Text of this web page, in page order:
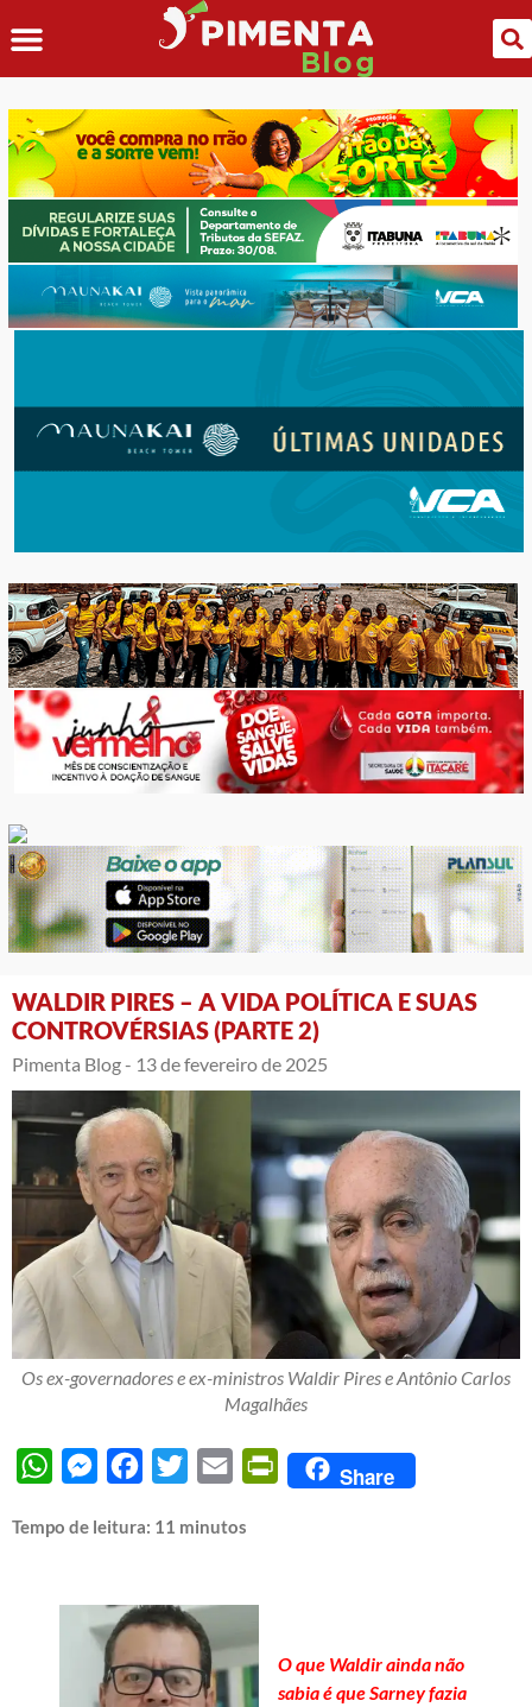
WALDIR PIRES – A VIDA POLÍTICA E SUAS
CONTROVÉRSIAS (PARTE 2)
Pimenta Blog - 13 de fevereiro de 2025
Os ex-governadores e ex-ministros Waldir Pires e Antônio Carlos
Magalhães
WhatsAppMessengerFacebook
Twitter Email PrintFriendly
Share
Tempo de leitura: 11 minutos
O que Waldir ainda não
sabia é que Sarney fazia